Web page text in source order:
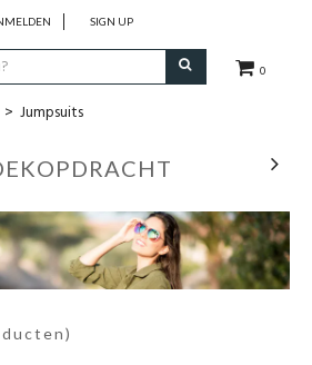
0
SIGN UP
> Jumpsuits